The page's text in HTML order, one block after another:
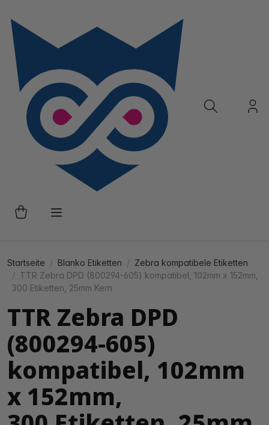
Startseite Blanko Etiketten
Zebra kompatibele Etiketten
TTR Zebra DPD (800294-605) kompatibel, 102mm x 152mm,
300 Etiketten, 25mm Kern
TTR Zebra DPD
(800294-605)
kompatibel, 102mm
x 152mm,